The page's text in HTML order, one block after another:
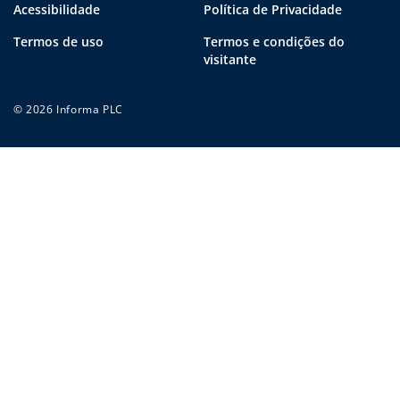
Acessibilidade
Política de Privacidade
Termos de uso
Termos e condições do
visitante
© 2026 Informa PLC